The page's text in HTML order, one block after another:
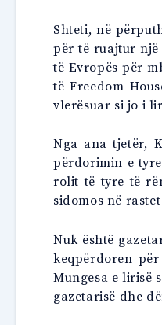
Shteti, në
për të ruajtur një
të Evropës për
të Freedom
vlerësuar si jo i
Nga ana tjetër,
përdorimin e
rolit të tyre të
sidomos në
Nuk është
keqpërdoren
Mungesa e lirisë
gazetarisë dhe